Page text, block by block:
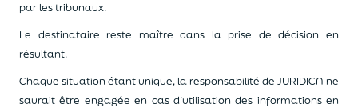
par les tribunaux.
Le destinataire reste maître dans la prise de décision en
résultant.
Chaque situation étant unique, la responsabilité de JURIDICA ne
saurait être engagée en cas d’utilisation des informations en